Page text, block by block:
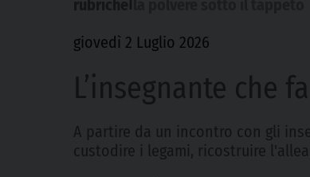
giovedì 2 Luglio 2026
L’insegnante che
A partire da un incontro con gli
custodire i legami, ricostruire